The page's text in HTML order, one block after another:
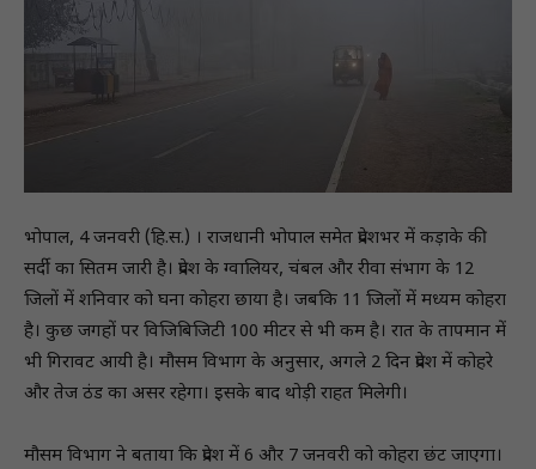
भोपाल, 4 जनवरी (हि.स.) । राजधानी भोपाल समेत प्रदेशभर में कड़ाके की
सर्दी का सितम जारी है। प्रदेश के ग्वालियर, चंबल और रीवा संभाग के 12
जिलों में शनिवार को घना कोहरा छाया है। जबकि 11 जिलों में मध्यम कोहरा
है। कुछ जगहों पर विजिबिजिटी 100 मीटर से भी कम है। रात के तापमान में
भी गिरावट आयी है। मौसम विभाग के अनुसार, अगले 2 दिन प्रदेश में कोहरे
और तेज ठंड का असर रहेगा। इसके बाद थोड़ी राहत मिलेगी।
मौसम विभाग ने बताया कि प्रदेश में 6 और 7 जनवरी को कोहरा छंट जाएगा।